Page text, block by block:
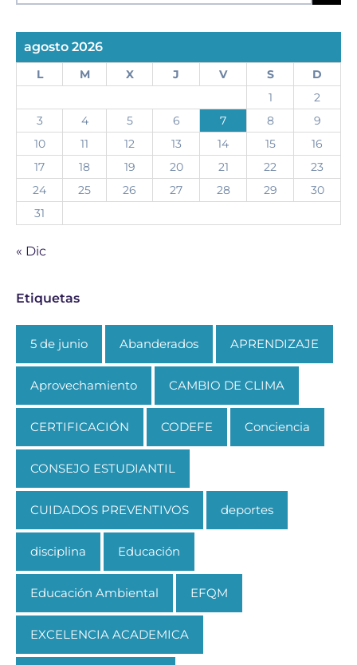
agosto 2026
L M X J V S
D
1
2
3
4 5 6 7 8
9
10
11 12 13 14 15
16
17
18 19 20 21 22
23
24
25 26 27 28 29
30
31
« Dic
Etiquetas
5 de junio Abanderados APRENDIZAJE
Aprovechamiento CAMBIO DE CLIMA
CERTIFICACIÓN CODEFE Conciencia
CONSEJO ESTUDIANTIL
CUIDADOS PREVENTIVOS deportes
disciplina Educación
Educación Ambiental EFQM
EXCELENCIA ACADEMICA